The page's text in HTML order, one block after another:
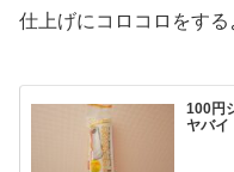
仕上げにコロコロをす
100円
ヤバイ